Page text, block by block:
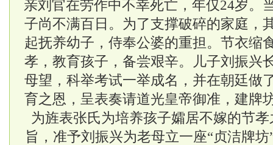
亲刘官在劳作中不幸死亡，年仅24岁。
子尚不满百日。为了支撑破碎的家庭，
起抚养幼子，侍奉公婆的重担。节衣缩
孝，教育孩子，备尝艰辛。儿子刘振兴
母望，科举考试一举成名，并在朝廷做
育之恩，呈表奏请道光皇帝御准，建牌
为旌表张氏为培养孩子孀居不嫁的节
旨，准予刘振兴为老母立一座“贞洁牌